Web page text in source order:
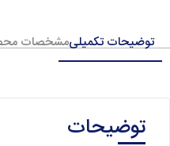
توضیحات تکمیلیمشخصات
توضیحات